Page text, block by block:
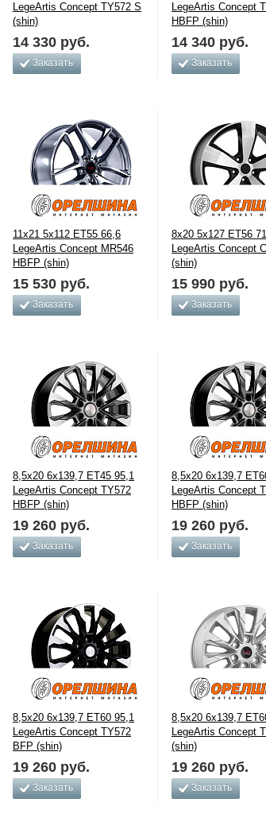
LegeArtis Concept TY572 S
(shin)
14 330 руб.
Заказать
LegeArtis Concept
HBFP (shin)
14 340 руб.
Заказать
11x21 5x112 ET55 66,6
LegeArtis Concept MR546
HBFP (shin)
15 530 руб.
Заказать
8x20 5x127 ET56
LegeArtis Concept
(shin)
15 990 руб.
Заказать
8,5x20 6x139,7 ET45 95,1
LegeArtis Concept TY572
HBFP (shin)
19 260 руб.
Заказать
8,5x20 6x139,7
LegeArtis Concept
HBFP (shin)
19 260 руб.
Заказать
8,5x20 6x139,7 ET60 95,1
LegeArtis Concept TY572
BFP (shin)
19 260 руб.
Заказать
8,5x20 6x139,7
LegeArtis Concept
(shin)
19 260 руб.
Заказать